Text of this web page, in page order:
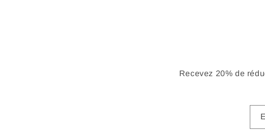
Recevez 20% de